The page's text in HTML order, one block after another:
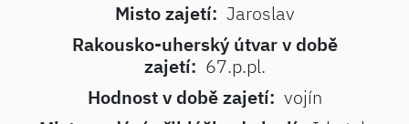
Misto zajetí: Jaroslav
Rakousko-uherský útvar v době
zajetí: 67.p.pl.
Hodnost v době zajetí: vojín